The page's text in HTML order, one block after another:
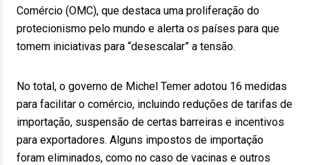
Comércio (OMC), que destaca uma proliferação do
protecionismo pelo mundo e alerta os países para que
tomem iniciativas para “desescalar” a tensão.
No total, o governo de Michel Temer adotou 16 medidas
para facilitar o comércio, incluindo reduções de tarifas de
importação, suspensão de certas barreiras e incentivos
para exportadores. Alguns impostos de importação
foram eliminados, como no caso de vacinas e outros